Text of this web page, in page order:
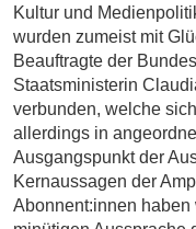
Kultur und
wurden zumeist mit
Beauftragte der
Staatsministerin
verbunden, welche
allerdings in
Ausgangspunkt der
Kernaussagen der
Abonnent:innen